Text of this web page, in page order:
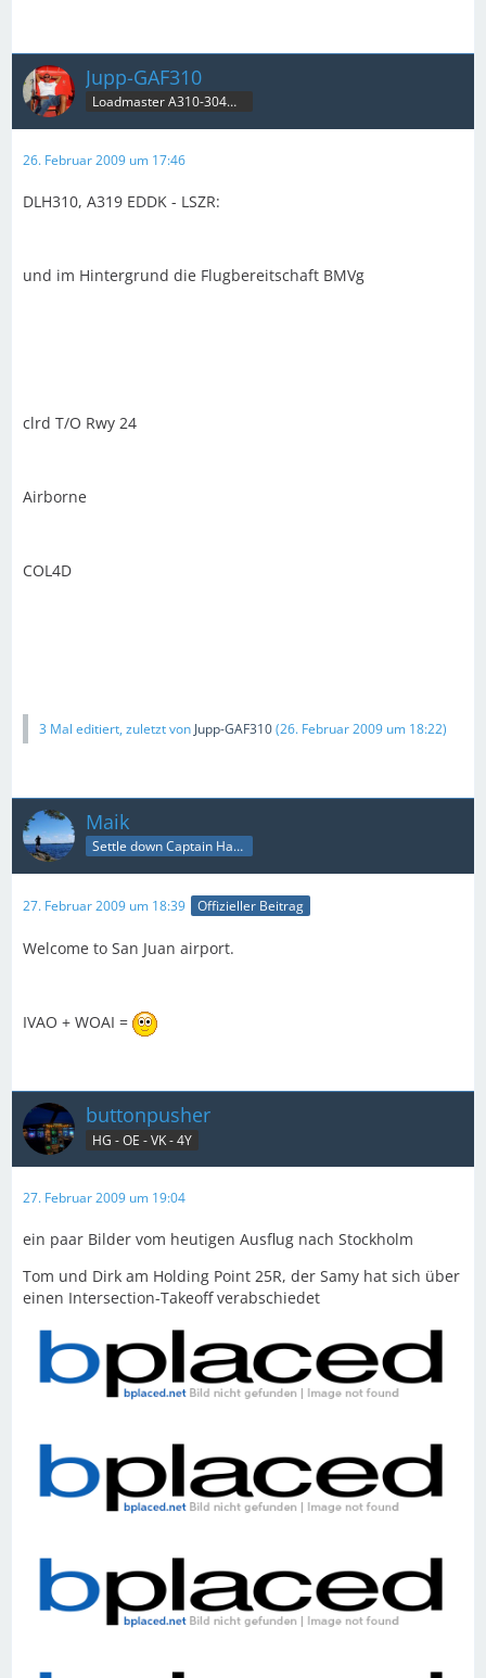
Jupp-GAF310
Loadmaster A310-304MRT & B707C
26. Februar 2009 um 17:46
DLH310, A319 EDDK - LSZR:
und im Hintergrund die Flugbereitschaft BMVg
clrd T/O Rwy 24
Airborne
COL4D
3 Mal editiert, zuletzt von Jupp-GAF310(26. Februar 2009 um 18:22)
Maik
Settle down Captain Happy
27. Februar 2009 um 18:39 Offizieller Beitrag
Welcome to San Juan airport.
IVAO + WOAI =
buttonpusher
HG - OE - VK - 4Y
27. Februar 2009 um 19:04
ein paar Bilder vom heutigen Ausflug nach Stockholm
Tom und Dirk am Holding Point 25R, der Samy hat sich über
einen Intersection-Takeoff verabschiedet